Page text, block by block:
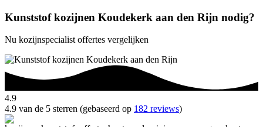
Kunststof kozijnen Koudekerk aan den Rijn nodig?
Nu kozijnspecialist offertes vergelijken
4.9
4.9 van de 5 sterren (gebaseerd op 182 reviews)